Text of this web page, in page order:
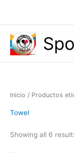
contenido
Inicio / Productos
Towel
Showing all 6